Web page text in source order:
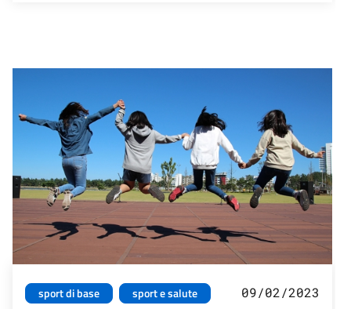
sport di base sport e salute 09/02/2023